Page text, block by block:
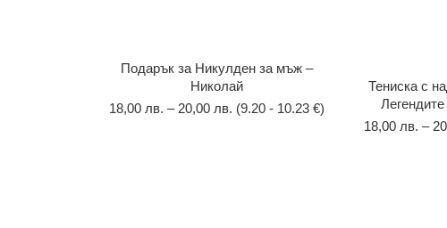
Подарък за Никулден за мъж –
Николай
18,00 лв. – 20,00 лв. (9.20 - 10.23 €)
Тениска с
18,00 лв. –